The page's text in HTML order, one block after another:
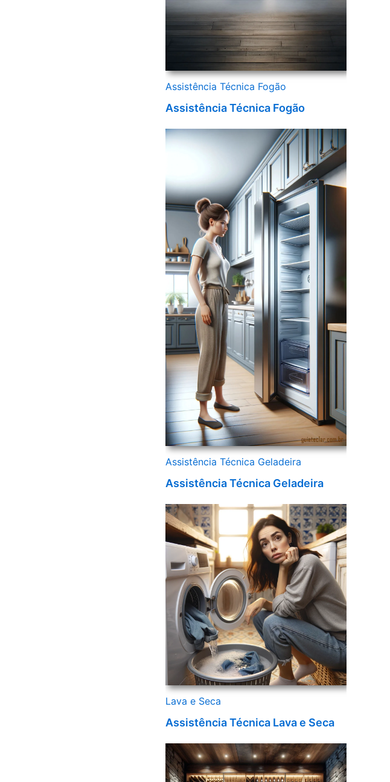
Assistência Técnica Fogão
Assistência Técnica Fogão
Assistência Técnica Geladeira
Assistência Técnica Geladeira
Lava e Seca
Assistência Técnica Lava e Seca